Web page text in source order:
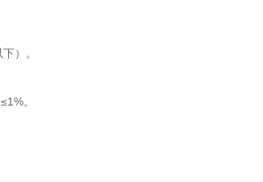
）。
。